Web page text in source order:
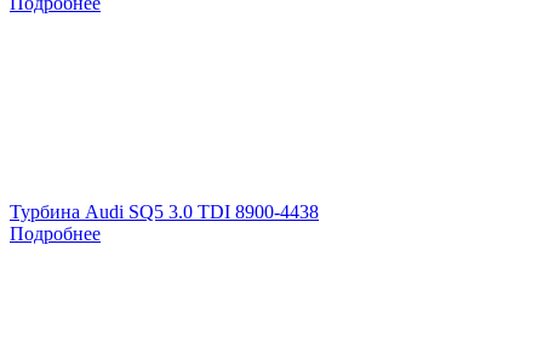
Турбина Audi SQ5 3.0 TDI 8900-4438
Подробнее